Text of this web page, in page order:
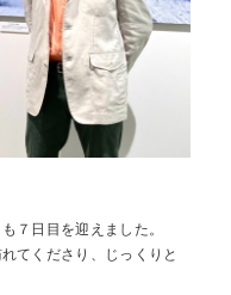
７日目を迎えました。
てくださり、じっくりと
Access
交通アクセス